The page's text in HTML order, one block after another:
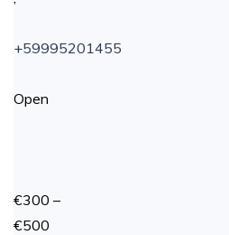
+59995201455
Open
€300 –
€500